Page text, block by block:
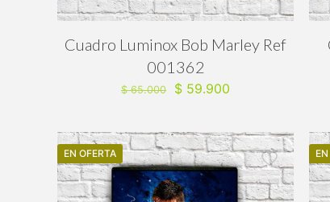
Cuadro Luminox Bob Marley Ref
001362
$65.000
El
era:
$ 65.000.
$ 59.900
es:
$ 59.900.
EN OFERTA